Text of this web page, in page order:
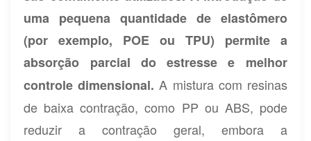
uma pequena quantidade de elastômero
(por exemplo, POE ou TPU) permite a
absorção parcial do estresse e melhor
controle dimensional.A mistura com resinas
de baixa contração, como PP ou ABS, pode
reduzir a contração geral, embora a